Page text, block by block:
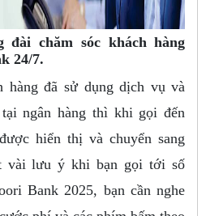
đài chăm sóc khách hàng
24/7.
đã sử dụng dịch vụ và
ngân hàng thì khi gọi đến
hiển thị và chuyển sang
vài lưu ý khi bạn gọi tới số
Bank 2025, bạn cần nghe